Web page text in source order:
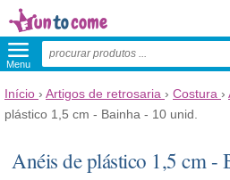
Menu
Início › Artigos de retrosaria › Costura ›
plástico 1,5 cm - Bainha - 10 unid.
Anéis de plástico 1,5 cm -